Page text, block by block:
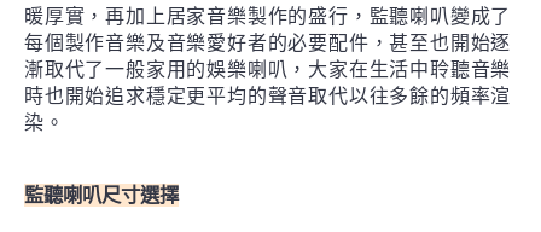
暖厚實，再加上居家音樂製作的盛行，監聽喇叭變成了
每個製作音樂及音樂愛好者的必要配件，甚至也開始逐
漸取代了一般家用的娛樂喇叭，大家在生活中聆聽音樂
時也開始追求穩定更平均的聲音取代以往多餘的頻率渲
染。
監聽喇叭尺寸選擇